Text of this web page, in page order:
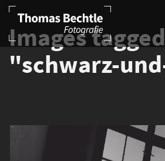
Images tagged
"schwarz-